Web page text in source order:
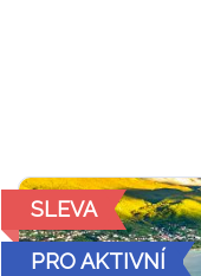
SLEVA
PRO AKTIVNÍ